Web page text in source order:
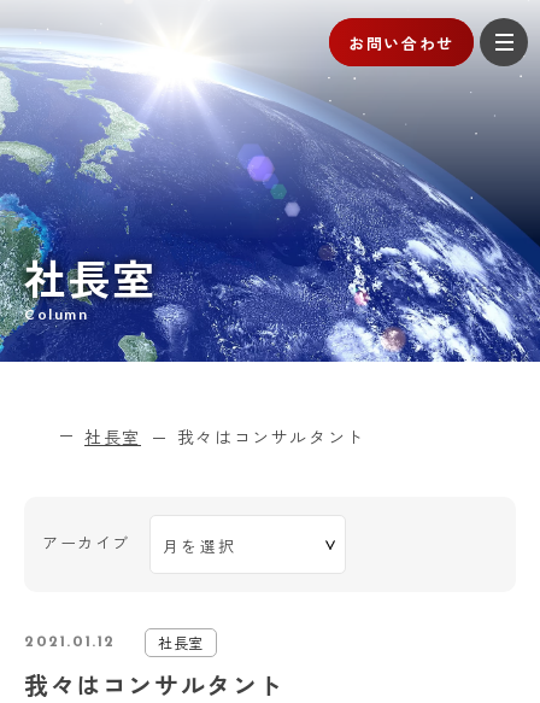
お問い合わせ
社長室
Column
社長室 我々はコンサルタント
アーカイブ
2021.01.12 社長室
我々はコンサルタント